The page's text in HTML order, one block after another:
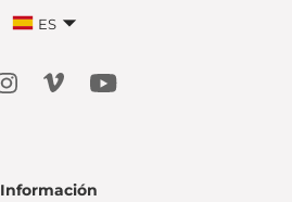
ES
Información